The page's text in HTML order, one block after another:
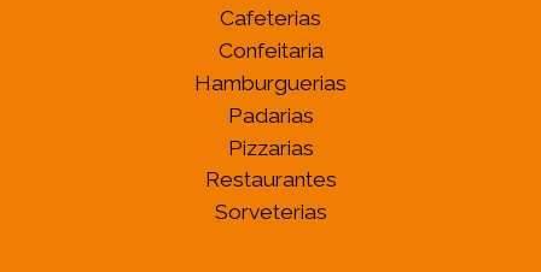
Cafeterias
Confeitaria
Hamburguerias
Padarias
Pizzarias
Restaurantes
Sorveterias